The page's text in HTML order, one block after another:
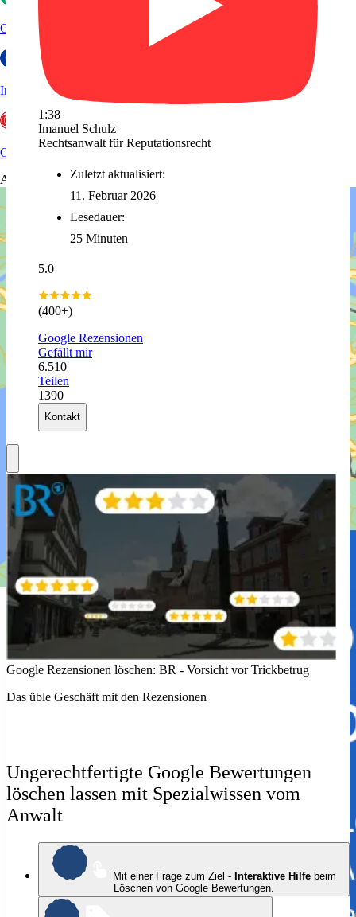
Glassdoor
Indeed
GoWork
Aktuelles
1:38
Imanuel Schulz
Rechtsanwalt für Reputationsrecht
Zuletzt aktualisiert:
11. Februar 2026
Lesedauer:
25 Minuten
5.0
(400+)
Google Rezensionen
Gefällt mir
6.510
Teilen
1390
Kontakt
Google Rezensionen löschen: BR - Vorsicht vor Trickbetrug
Das üble Geschäft mit den Rezensionen
Ungerechtfertigte Google Bewertungen
löschen lassen mit Spezialwissen vom
Anwalt
Mit einer Frage zum Ziel - Interaktive Hilfebeim
Löschen von Google Bewertungen.